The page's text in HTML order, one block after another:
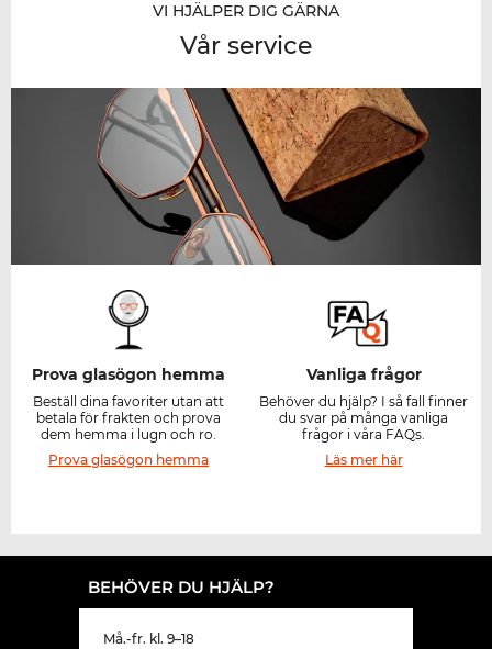
VI HJÄLPER DIG GÄRNA
Vår service
Prova glasögon hemma
Beställ dina favoriter utan att
betala för frakten och prova
dem hemma i lugn och ro.
Prova glasögon hemma
Vanliga frågor
Behöver du hjälp? I så fall finner
du svar på många vanliga
frågor i våra FAQs.
Läs mer här
BEHÖVER DU HJÄLP?
Må.-fr. kl. 9–18